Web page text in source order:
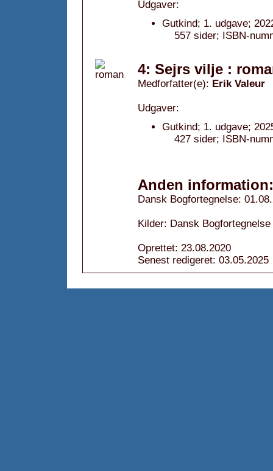
Udgaver:
Gutkind; 1. udgave;
557 sider; ISBN-
4: Sejrs vilje :
Medforfatter(e): Erik Valeur
Udgaver:
Gutkind; 1. udgave;
427 sider; ISBN-
Anden information:
Dansk Bogfortegnelse:
Kilder: Dansk Bogfortegnelse
Oprettet: 23.08.2020
Senest redigeret: 03.05.2025